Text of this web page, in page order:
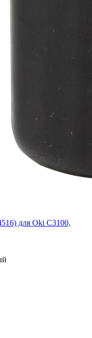
для Oki С3100,